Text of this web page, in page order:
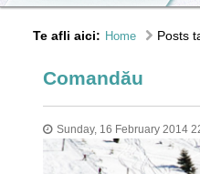
Te afli aici: Home Posts
Comandău
Sunday, 16 February 2014